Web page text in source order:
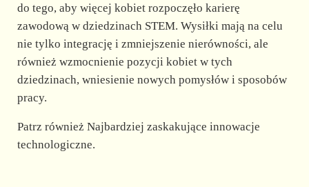
do tego, aby więcej kobiet rozpoczęło karierę
zawodową w dziedzinach STEM. Wysiłki mają na celu
nie tylko integrację i zmniejszenie nierówności, ale
również wzmocnienie pozycji kobiet w tych
dziedzinach, wniesienie nowych pomysłów i sposobów
pracy.
Patrz również Najbardziej zaskakujące innowacje
technologiczne.